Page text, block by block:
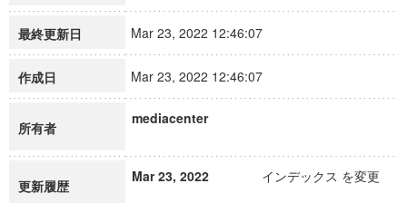
最終更新日 Mar 23, 2022 12:46:07
作成日 Mar 23, 2022 12:46:07
所有者
mediacenter
更新履歴
Mar 23, 2022 インデックス を変更